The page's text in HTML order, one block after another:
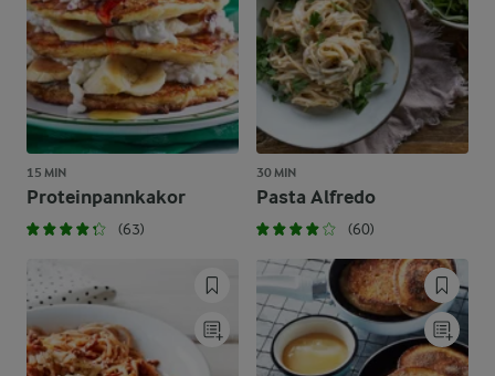
15 MIN
Proteinpannkakor
(63)
30 MIN
Pasta Alfredo
(60)